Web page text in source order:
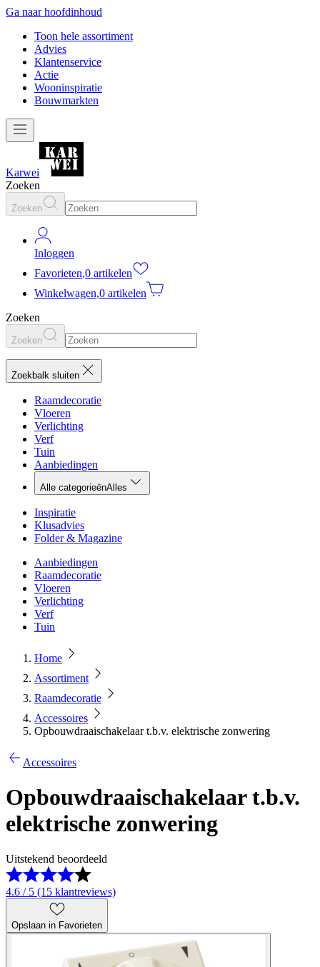
Ga naar hoofdinhoud
Toon hele assortiment
Advies
Klantenservice
Actie
Wooninspiratie
Bouwmarkten
Karwei
Zoeken
Zoeken
Inloggen
Favorieten,0 artikelen
Winkelwagen,0 artikelen
Zoeken
Zoeken
Zoekbalk sluiten
Raamdecoratie
Vloeren
Verlichting
Verf
Tuin
Aanbiedingen
Alle categorieënAlles
Inspiratie
Klusadvies
Folder & Magazine
Aanbiedingen
Raamdecoratie
Vloeren
Verlichting
Verf
Tuin
Home
Assortiment
Raamdecoratie
Accessoires
Opbouwdraaischakelaar t.b.v. elektrische zonwering
Accessoires
Opbouwdraaischakelaar t.b.v.
elektrische zonwering
Uitstekend beoordeeld
4.6 / 5 (15 klantreviews)
Opslaan in Favorieten